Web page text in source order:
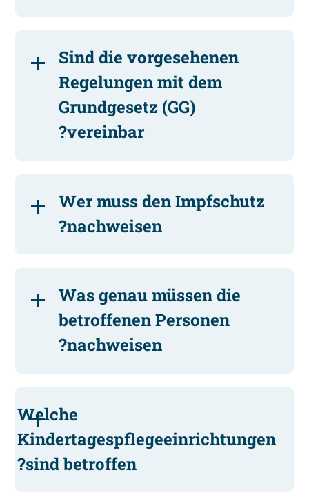
Sind die vorgesehenen
Regelungen mit dem
Grundgesetz (GG)
vereinbar?
Wer muss den Impfschutz
nachweisen?
Was genau müssen die
betroffenen Personen
nachweisen?
Welche
Kindertagespflegeeinrichtungen
sind betroffen?